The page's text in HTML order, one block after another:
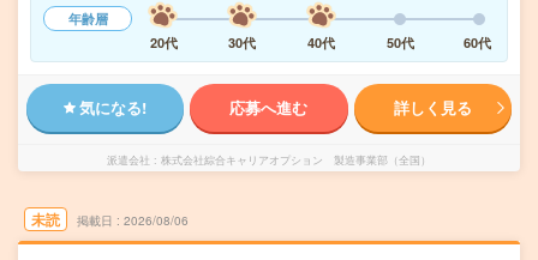
年齢層
20代
30代 40代 50代 60代
気になる! 応募へ進む 詳しく見る
派遣会社 株式会社綜合キャリアオプション 製造事業部（全国）
未読 掲載日 2026/08/06